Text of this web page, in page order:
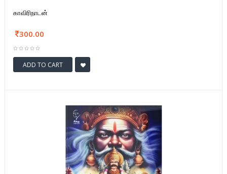
காவிரிநாடன்
300.00
ADD TO CART